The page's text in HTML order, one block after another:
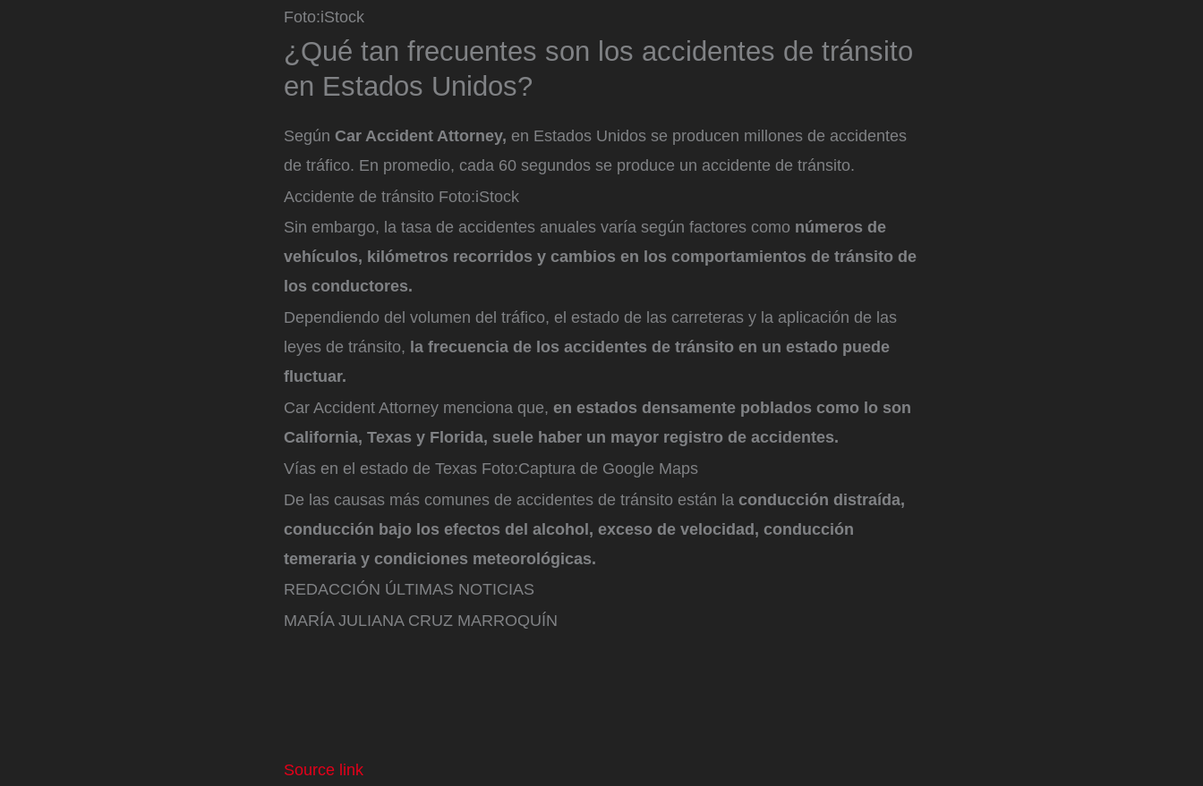
Foto:iStock
¿Qué tan frecuentes son los accidentes de tránsito
en Estados Unidos?
Según Car Accident Attorney, en Estados Unidos se producen millones de accidentes
de tráfico. En promedio, cada 60 segundos se produce un accidente de tránsito.
Accidente de tránsito Foto:iStock
Sin embargo, la tasa de accidentes anuales varía según factores como números de
vehículos, kilómetros recorridos y cambios en los comportamientos de tránsito de
los conductores.
Dependiendo del volumen del tráfico, el estado de las carreteras y la aplicación de las
leyes de tránsito, la frecuencia de los accidentes de tránsito en un estado puede
fluctuar.
Car Accident Attorney menciona que, en estados densamente poblados como lo son
California, Texas y Florida, suele haber un mayor registro de accidentes.
Vías en el estado de Texas Foto:Captura de Google Maps
De las causas más comunes de accidentes de tránsito están la conducción distraída,
conducción bajo los efectos del alcohol, exceso de velocidad, conducción
temeraria y condiciones meteorológicas.
REDACCIÓN ÚLTIMAS NOTICIAS
MARÍA JULIANA CRUZ MARROQUÍN
Source link